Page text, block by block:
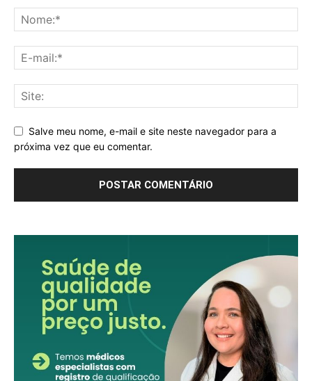
Salve meu nome, e-mail e site neste navegador para a
próxima vez que eu comentar.